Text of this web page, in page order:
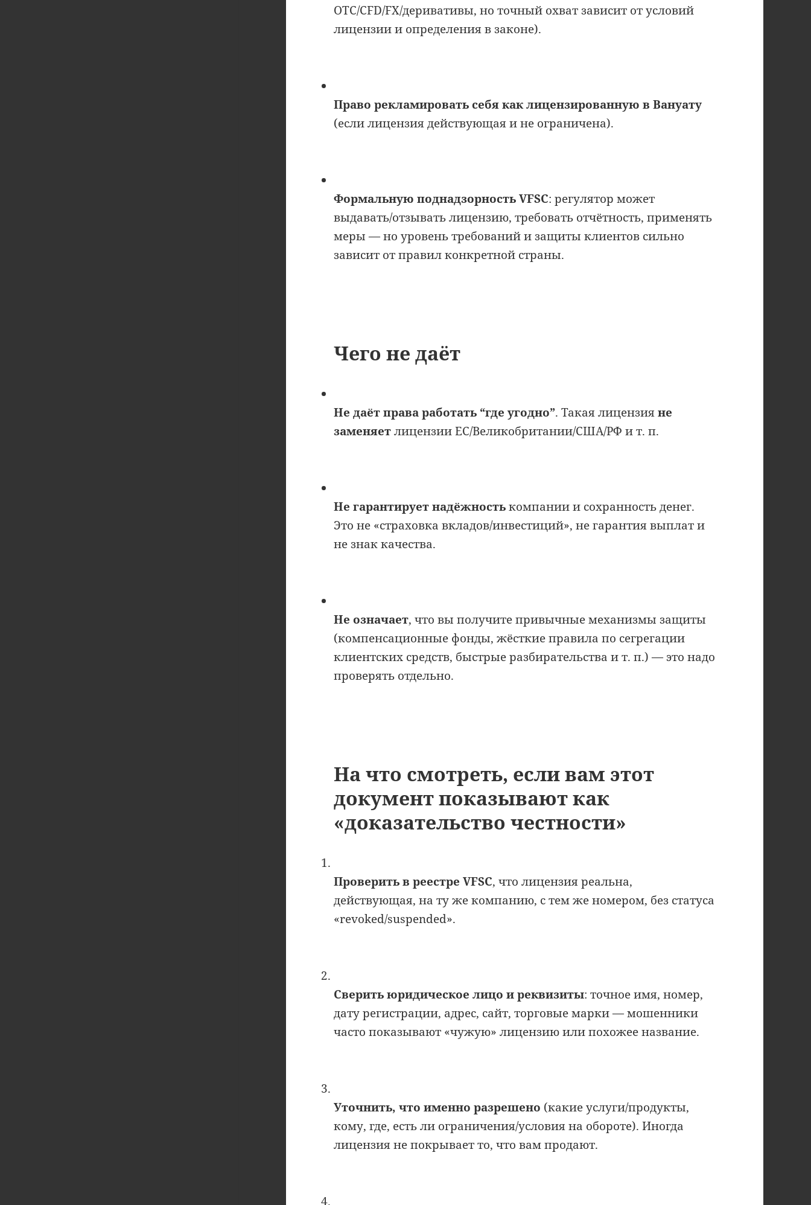
OTC/CFD/FX/деривативы, но точный охват зависит от условий
лицензии и определения в законе).
Право рекламировать себя как лицензированную в Вануату
(если лицензия действующая и не ограничена).
Формальную поднадзорность VFSC: регулятор может
выдавать/отзывать лицензию, требовать отчётность, применять
меры — но уровень требований и защиты клиентов сильно
зависит от правил конкретной страны.
Чего не даёт
Не даёт права работать “где угодно”. Такая лицензияне
заменяетлицензии ЕС/Великобритании/США/РФ и т. п.
Не гарантирует надёжностькомпании и сохранность денег.
Это не «страховка вкладов/инвестиций», не гарантия выплат и
не знак качества.
Не означает, что вы получите привычные механизмы защиты
(компенсационные фонды, жёсткие правила по сегрегации
клиентских средств, быстрые разбирательства и т. п.) — это надо
проверять отдельно.
На что смотреть, если вам этот
документ показывают как
«доказательство честности»
Проверить в реестре VFSC, что лицензия реальна,
действующая, на ту же компанию, с тем же номером, без статуса
«revoked/suspended».
Сверить юридическое лицо и реквизиты: точное имя, номер,
дату регистрации, адрес, сайт, торговые марки — мошенники
часто показывают «чужую» лицензию или похожее название.
Уточнить, что именно разрешено (какие услуги/продукты,
кому, где, есть ли ограничения/условия на обороте). Иногда
лицензия не покрывает то, что вам продают.